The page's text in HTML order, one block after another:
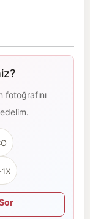
fotoğrafını